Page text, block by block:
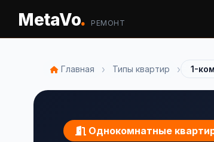
MetaVo. РЕМОНТ
Главная › Типы квартир › 1-
Однокомнатные